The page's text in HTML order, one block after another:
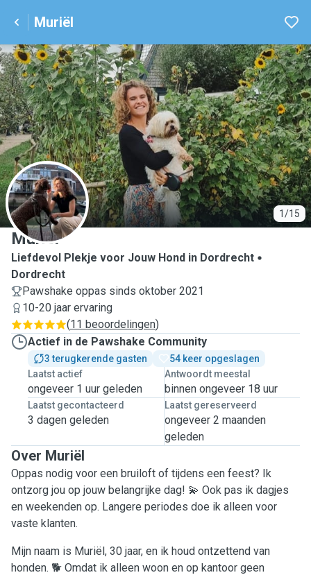
Muriël
1/15
M
Muriël
Liefdevol Plekje voor Jouw Hond in Dordrecht
Dordrecht
Pawshake oppas sinds oktober 2021
10-20 jaar ervaring
(11 beoordelingen)
Actief in de Pawshake Community
3 terugkerende gasten
54 keer opgeslagen
Laatst actief
ongeveer 1 uur geleden
Antwoordt meestal
binnen ongeveer 18 uur
Laatst gecontacteerd
3 dagen geleden
Laatst gereserveerd
ongeveer 2 maanden
geleden
Over Muriël
Oppas nodig voor een bruiloft of tijdens een feest? Ik
ontzorg jou op jouw belangrijke dag! 💫 Ook pas ik dagjes
en weekenden op. Langere periodes doe ik alleen voor
vaste klanten.
Mijn naam is Muriël, 30 jaar, en ik houd ontzettend van
honden. 🐕 Omdat ik alleen woon en op kantoor geen